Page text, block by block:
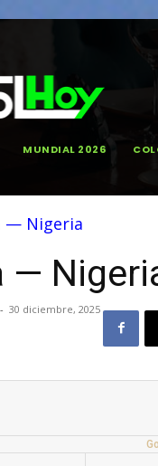
MUNDIAL 2026
— Nigeria
—
- 30 diciembre, 2025